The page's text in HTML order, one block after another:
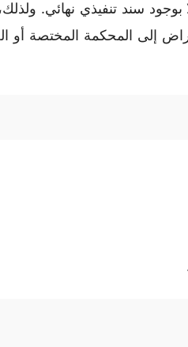
سند تنفيذي نهائي.
إلى المحكمة المختصة أو